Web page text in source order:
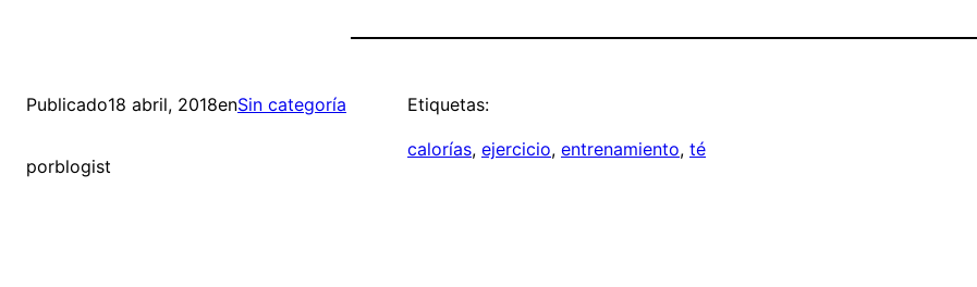
Publicado18 abril, 2018enSin categoría
porblogist
Etiquetas:
calorías, ejercicio, entrenamiento, té